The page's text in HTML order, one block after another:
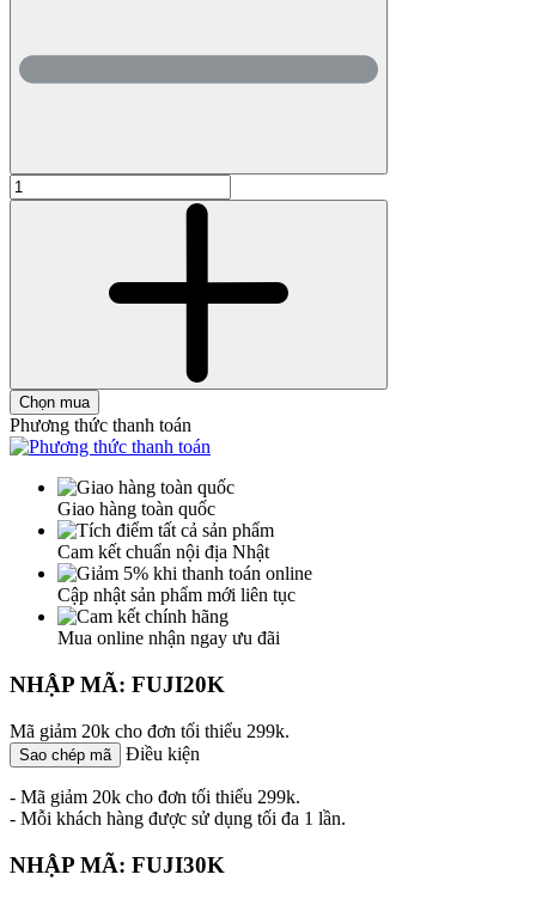
Chọn mua
Phương thức thanh toán
Giao hàng toàn quốc
Cam kết chuẩn nội địa Nhật
Cập nhật sản phẩm mới liên tục
Mua online nhận ngay ưu đãi
NHẬP MÃ: FUJI20K
Mã giảm 20k cho đơn tối thiểu 299k.
Sao chép mã Điều kiện
- Mã giảm 20k cho đơn tối thiểu 299k.
- Mỗi khách hàng được sử dụng tối đa 1 lần.
NHẬP MÃ: FUJI30K